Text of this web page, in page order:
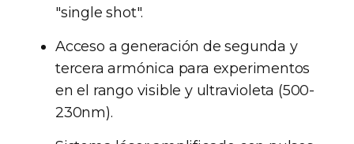
"single shot".
Acceso a generación de segunda y
tercera armónica para experimentos
en el rango visible y ultravioleta (500-
230nm).